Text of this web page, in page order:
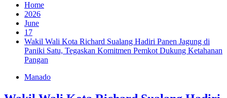
Home
2026
June
17
Wakil Wali Kota Richard Sualang Hadiri Panen Jagung di
Paniki Satu, Tegaskan Komitmen Pemkot Dukung Ketahanan
Pangan
Manado